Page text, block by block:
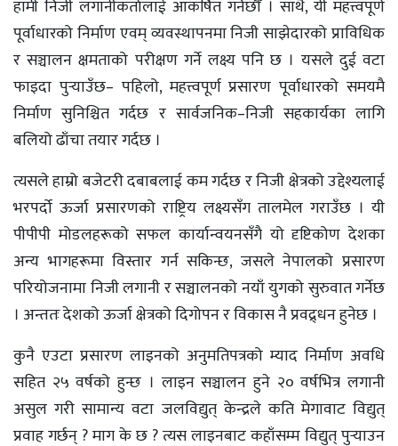
हामी निजी लगानीकर्तालाई आकर्षित गर्नेछौँ । साथै, यी महत्त्वपूर्ण
पूर्वाधारको निर्माण एवम् व्यवस्थापनमा निजी साझेदारको प्राविधिक
र सञ्चालन क्षमताको परीक्षण गर्ने लक्ष्य पनि छ । यसले दुई वटा
फाइदा पुर्‍याउँछ– पहिलो, महत्त्वपूर्ण प्रसारण पूर्वाधारको समयमै
निर्माण सुनिश्चित गर्दछ र सार्वजनिक–निजी सहकार्यका लागि
बलियो ढाँचा तयार गर्दछ ।
त्यसले हाम्रो बजेटरी दबाबलाई कम गर्दछ र निजी क्षेत्रको उद्देश्यलाई
भरपर्दो ऊर्जा प्रसारणको राष्ट्रिय लक्ष्यसँग तालमेल गराउँछ । यी
पीपीपी मोडलहरूको सफल कार्यान्वयनसँगै यो दृष्टिकोण देशका
अन्य भागहरूमा विस्तार गर्न सकिन्छ, जसले नेपालको प्रसारण
परियोजनामा निजी लगानी र सञ्चालनको नयाँ युगको सुरुवात गर्नेछ
। अन्ततः देशको ऊर्जा क्षेत्रको दिगोपन र विकास नै प्रवद्र्धन हुनेछ ।
कुनै एउटा प्रसारण लाइनको अनुमतिपत्रको म्याद निर्माण अवधि
सहित २५ वर्षको हुन्छ । लाइन सञ्चालन हुने २० वर्षभित्र लगानी
असुल गरी सामान्य वटा जलविद्युत् केन्द्रले कति मेगावाट विद्युत्
प्रवाह गर्छन् ? माग के छ ? त्यस लाइनबाट कहाँसम्म विद्युत् पुर्‍याउन